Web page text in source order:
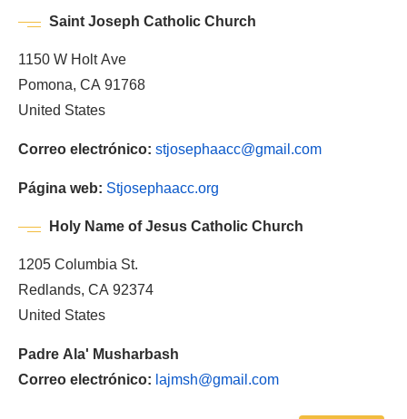
Saint Joseph Catholic Church
1150 W Holt Ave
Pomona, CA 91768
United States
Correo electrónico:stjosephaacc@gmail.com
Página web:Stjosephaacc.org
Holy Name of Jesus Catholic Church
1205 Columbia St.
Redlands, CA 92374
United States
Padre Ala' Musharbash
Correo electrónico:lajmsh@gmail.com